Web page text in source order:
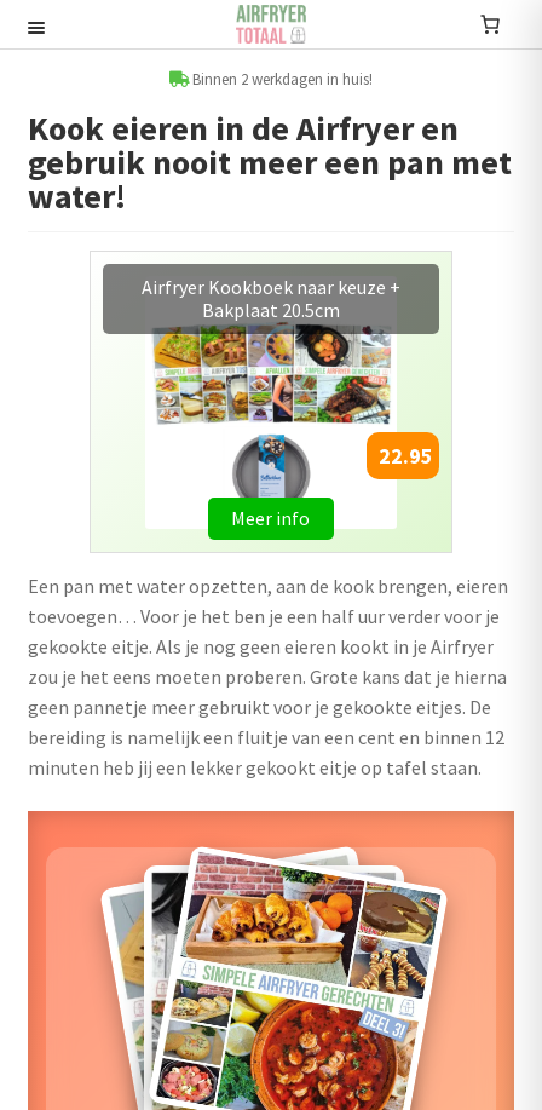
door
naar
Submenu
uitvouwen
Accessoires
uitvouwen
Accessoire sets
Kookboeken
Outlet
Binnen 2 werkdagen in huis!
Kook eieren in de Airfryer en
gebruik nooit meer een pan met
water!
Exclusieve aanbieding: Airfryer
kookboeken 2 + 1 Gratis!
33.90
Meer info
Een pan met water opzetten, aan de kook brengen, eieren
toevoegen… Voor je het ben je een half uur verder voor je
gekookte eitje. Als je nog geen eieren kookt in je Airfryer
zou je het eens moeten proberen. Grote kans dat je hierna
geen pannetje meer gebruikt voor je gekookte eitjes. De
bereiding is namelijk een fluitje van een cent en binnen 12
minuten heb jij een lekker gekookt eitje op tafel staan.